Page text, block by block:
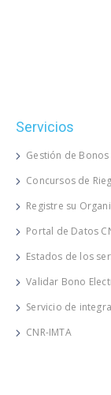
Servicios
Gestión de Bonos
Concursos de
Registre su
Portal de Datos
Estados de los
Validar Bono
Servicio de
CNR-IMTA